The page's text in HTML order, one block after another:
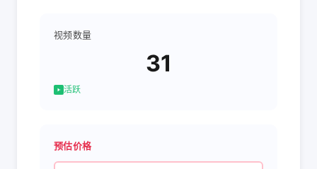
视频数量
31
活跃
预估价格